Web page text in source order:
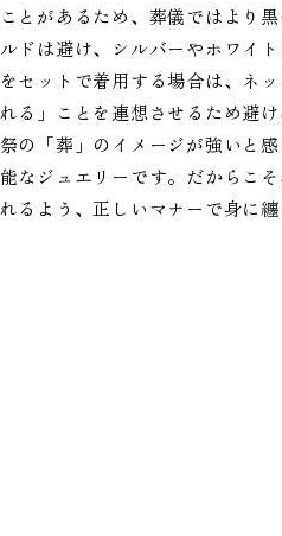
とがあるため、葬儀ではより
ドは避け、シルバーやホワイ
セットで着用する場合は、ネ
る」ことを連想させるため避
の「葬」のイメージが強いと
なジュエリーです。だからこ
るよう、正しいマナーで身に纏